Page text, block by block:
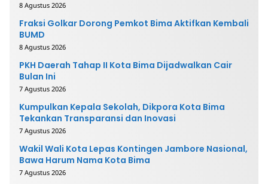
8 Agustus 2026
Fraksi Golkar Dorong Pemkot Bima Aktifkan Kembali
BUMD
8 Agustus 2026
PKH Daerah Tahap II Kota Bima Dijadwalkan Cair
Bulan Ini
7 Agustus 2026
Kumpulkan Kepala Sekolah, Dikpora Kota Bima
Tekankan Transparansi dan Inovasi
7 Agustus 2026
Wakil Wali Kota Lepas Kontingen Jambore Nasional,
Bawa Harum Nama Kota Bima
7 Agustus 2026